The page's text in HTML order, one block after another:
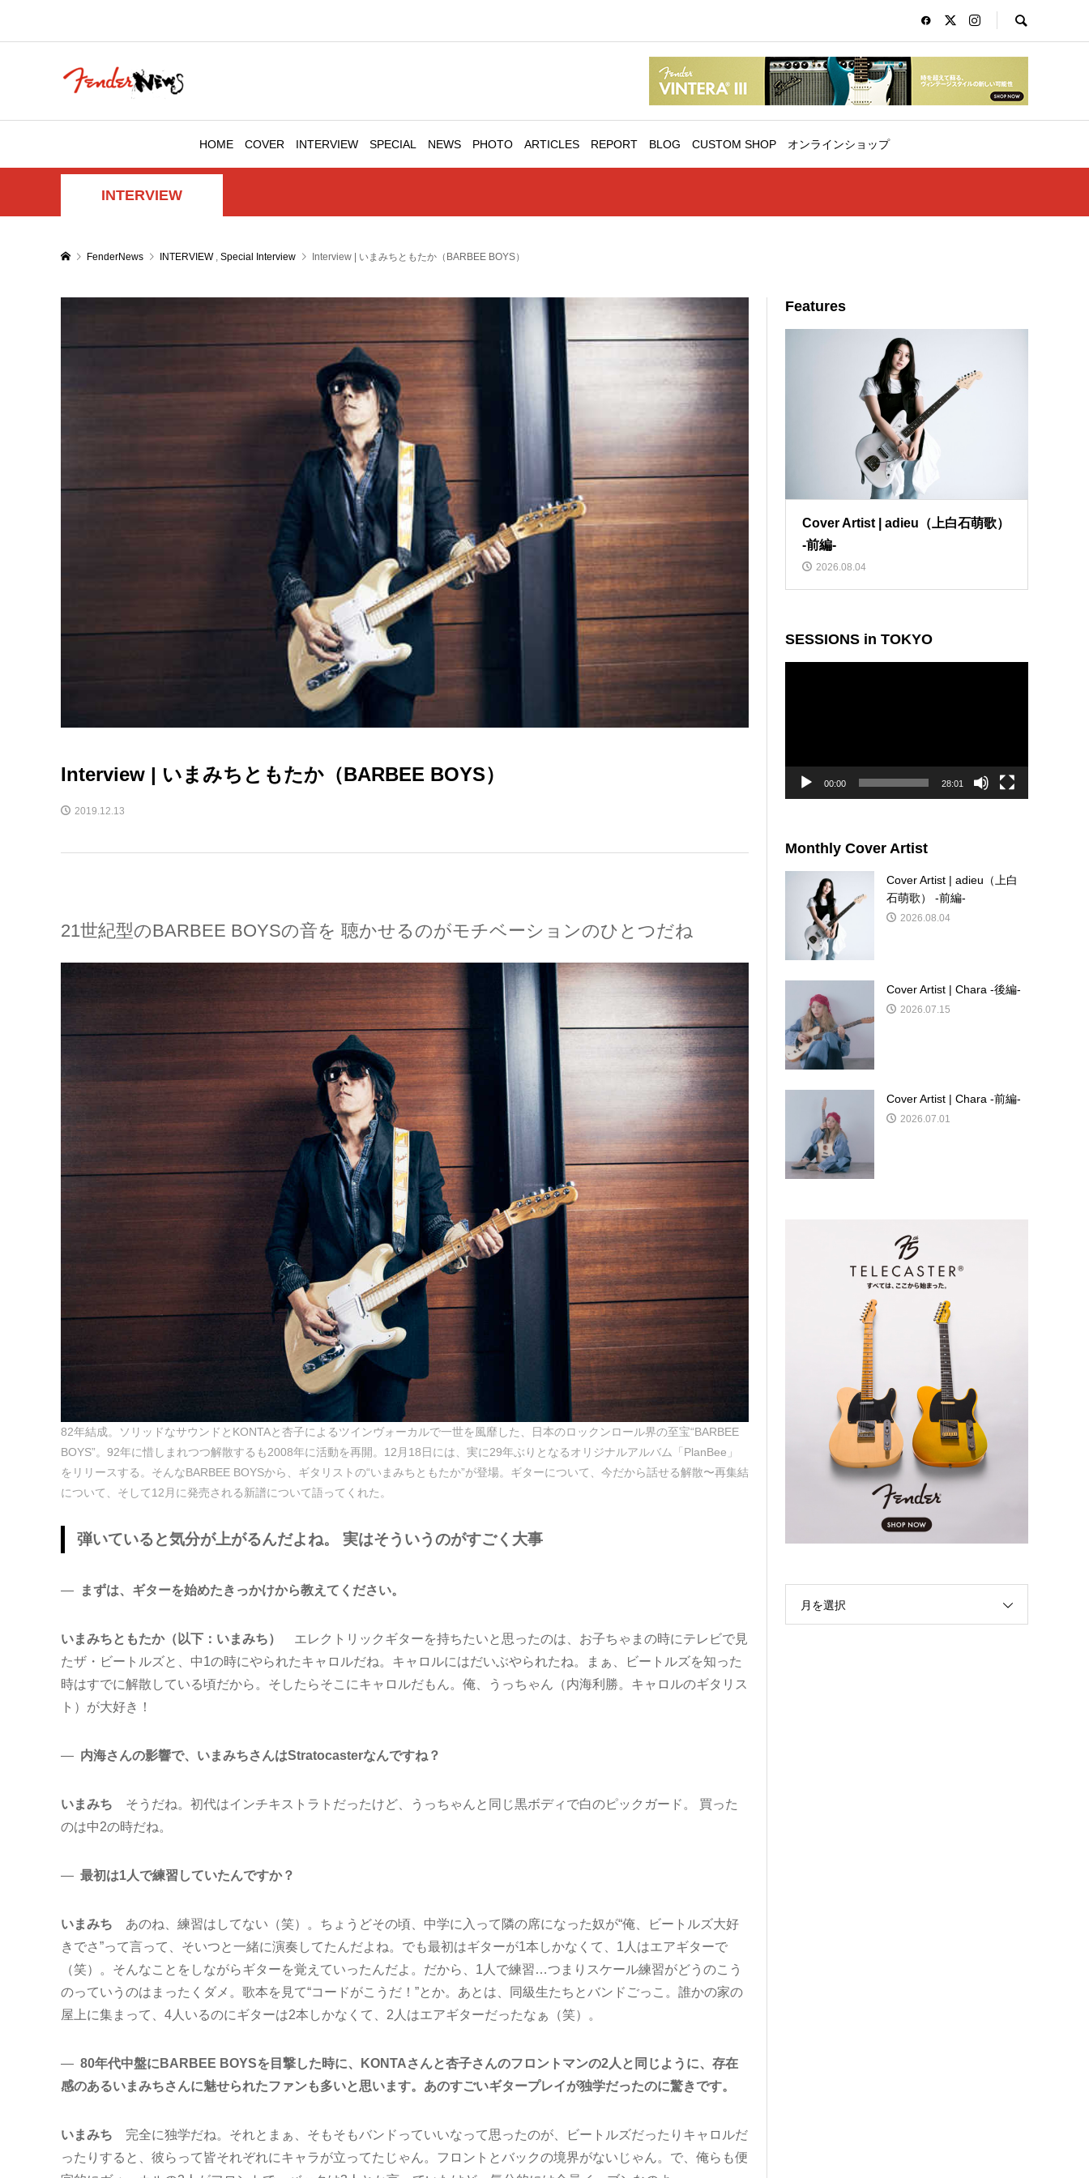
HOME COVER INTERVIEW SPECIAL NEWS PHOTO ARTICLES REPORT BLOG CUSTOM SHOP オンラインショップ
INTERVIEW
FenderNews INTERVIEW , Special Interview Interview | いまみちともたか（BARBEE BOYS）
Interview | いまみちともたか（BARBEE BOYS）
2019.12.13
21世紀型のBARBEE BOYSの音を 聴かせるのがモチベーションのひとつだね
82年結成。ソリッドなサウンドとKONTAと杏子によるツインヴォーカルで一世を風靡した、日本のロックンロール界の至宝“BARBEE
BOYS”。92年に惜しまれつつ解散するも2008年に活動を再開。12月18日には、実に29年ぶりとなるオリジナルアルバム「PlanBee」
をリリースする。そんなBARBEE BOYSから、ギタリストの“いまみちともたか”が登場。ギターについて、今だから話せる解散〜再集結
について、そして12月に発売される新譜について語ってくれた。
弾いていると気分が上がるんだよね。 実はそういうのがすごく大事
― まずは、ギターを始めたきっかけから教えてください。
いまみちともたか（以下：いまみち） エレクトリックギターを持ちたいと思ったのは、お子ちゃまの時にテレビで見
たザ・ビートルズと、中1の時にやられたキャロルだね。キャロルにはだいぶやられたね。まぁ、ビートルズを知った
時はすでに解散している頃だから。そしたらそこにキャロルだもん。俺、うっちゃん（内海利勝。キャロルのギタリス
ト）が大好き！
― 内海さんの影響で、いまみちさんはStratocasterなんですね？
いまみち そうだね。初代はインチキストラトだったけど、うっちゃんと同じ黒ボディで白のピックガード。 買った
のは中2の時だね。
― 最初は1人で練習していたんですか？
いまみち あのね、練習はしてない（笑）。ちょうどその頃、中学に入って隣の席になった奴が“俺、ビートルズ大好
きでさ”って言って、そいつと一緒に演奏してたんだよね。でも最初はギターが1本しかなくて、1人はエアギターで
（笑）。そんなことをしながらギターを覚えていったんだよ。だから、1人で練習…つまりスケール練習がどうのこう
のっていうのはまったくダメ。歌本を見て“コードがこうだ！”とか。あとは、同級生たちとバンドごっこ。誰かの家の
屋上に集まって、4人いるのにギターは2本しかなくて、2人はエアギターだったなぁ（笑）。
― 80年代中盤にBARBEE BOYSを目撃した時に、KONTAさんと杏子さんのフロントマンの2人と同じように、存在
感のあるいまみちさんに魅せられたファンも多いと思います。あのすごいギタープレイが独学だったのに驚きです。
いまみち 完全に独学だね。それとまぁ、そもそもバンドっていいなって思ったのが、ビートルズだったりキャロルだ
ったりすると、彼らって皆それぞれにキャラが立ってたじゃん。フロントとバックの境界がないじゃん。で、俺らも便
Features
Cover Artist | adieu（上白石萌歌）
-前編-
2026.08.04
SESSIONS in TOKYO
00:00 28:01
Monthly Cover Artist
Cover Artist | adieu（上白
石萌歌） -前編-
2026.08.04
Cover Artist | Chara -後編-
2026.07.15
Cover Artist | Chara -前編-
2026.07.01
月を選択